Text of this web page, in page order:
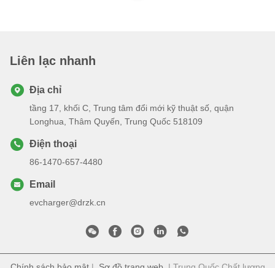
Liên lạc nhanh
Địa chỉ
tầng 17, khối C, Trung tâm đổi mới kỹ thuật số, quận
Longhua, Thâm Quyến, Trung Quốc 518109
Điện thoại
86-1470-657-4480
Email
evcharger@drzk.cn